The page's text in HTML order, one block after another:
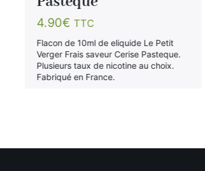
4.90€ TTC
Flacon de 10ml de eliquide Le Petit
Verger Frais saveur Cerise Pasteque.
Plusieurs taux de nicotine au choix.
Fabriqué en France.